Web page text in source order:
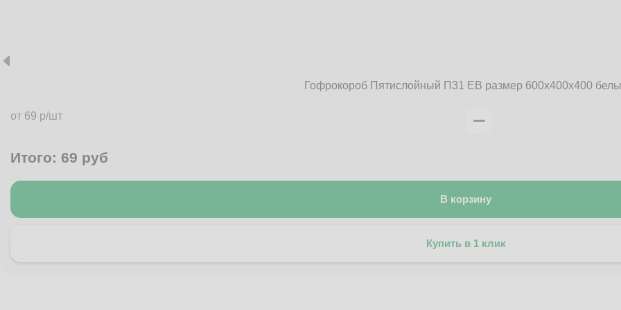
Гофрокороб Пятислойный П31 EB размер 600x400x400
от 69 р/шт
Итого: 69 руб
В корзину
Купить в 1 клик